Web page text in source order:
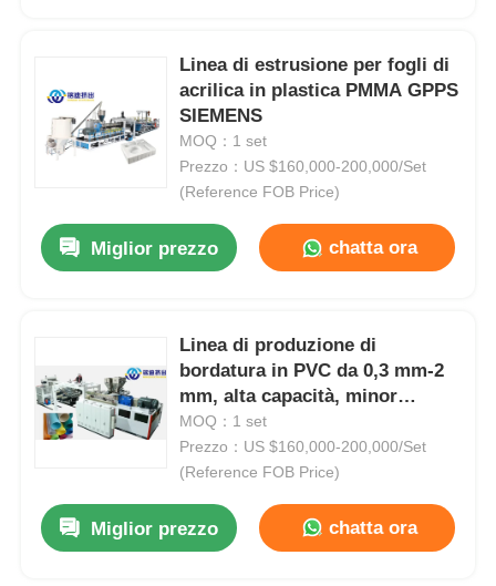
Linea di estrusione per fogli di
acrilica in plastica PMMA GPPS
SIEMENS
MOQ：1 set
Prezzo：US $160,000-200,000/Set
(Reference FOB Price)
Miglior prezzo chatta ora
Linea di produzione di
bordatura in PVC da 0,3 mm-2
mm, alta capacità, minor
consumo energetico
MOQ：1 set
Prezzo：US $160,000-200,000/Set
(Reference FOB Price)
Miglior prezzo chatta ora